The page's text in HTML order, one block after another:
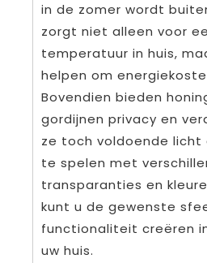
in de zomer wordt
zorgt niet alleen voor
temperatuur in huis,
helpen om
Bovendien bieden
gordijnen privacy en
ze toch voldoende licht
te spelen met
transparanties en
kunt u de gewenste
functionaliteit creëren
uw huis.